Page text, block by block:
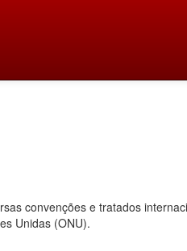
convenções e tratados
Unidas (ONU).